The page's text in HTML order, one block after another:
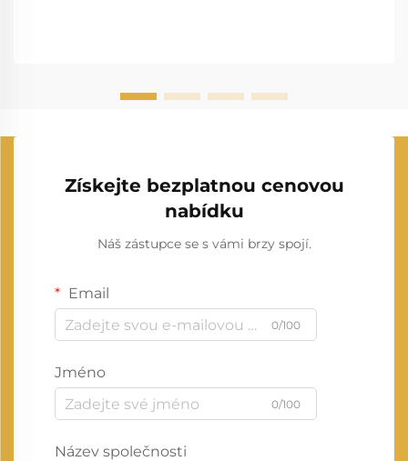
Získejte bezplatnou cenovou
nabídku
Náš zástupce se s vámi brzy spojí.
Email
0/100
Jméno
0/100
Název společnosti